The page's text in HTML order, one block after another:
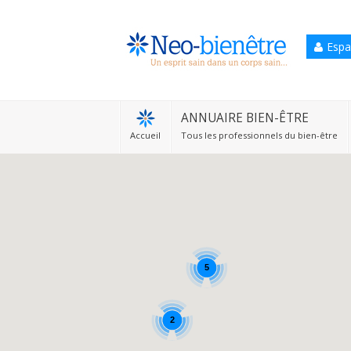
Accueil
ANNUAIRE BIEN-ÊTRE
Tous les professionnels du bien-être
5
2